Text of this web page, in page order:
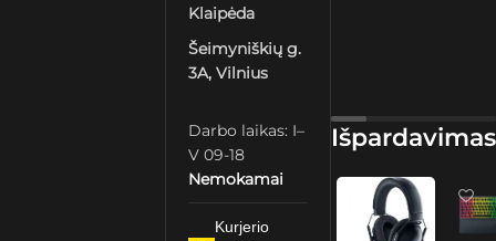
Klaipėda
Šeimyniškių g.
3A, Vilnius
Darbo laikas: I–
V 09-18
Nemokamai
Kurjerio
Išpardavimas